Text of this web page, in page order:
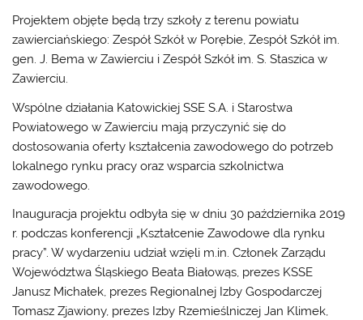
Projektem objęte będą trzy szkoły z terenu powiatu
zawierciańskiego: Zespół Szkół w Porębie, Zespół Szkół im.
gen. J. Bema w Zawierciu i Zespół Szkół im. S. Staszica w
Zawierciu.
Wspólne działania Katowickiej SSE S.A. i Starostwa
Powiatowego w Zawierciu mają przyczynić się do
dostosowania oferty kształcenia zawodowego do potrzeb
lokalnego rynku pracy oraz wsparcia szkolnictwa
zawodowego.
Inauguracja projektu odbyła się w dniu 30 października 2019
r. podczas konferencji „Kształcenie Zawodowe dla rynku
pracy”. W wydarzeniu udział wzięli m.in. Członek Zarządu
Województwa Śląskiego Beata Białowąs, prezes KSSE
Janusz Michałek, prezes Regionalnej Izby Gospodarczej
Tomasz Zjawiony, prezes Izby Rzemieślniczej Jan Klimek,